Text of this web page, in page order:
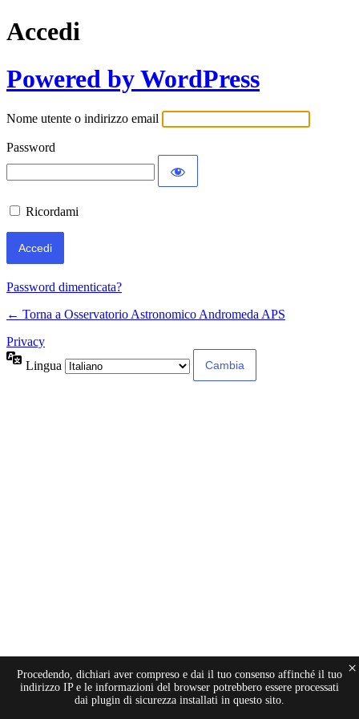
Accedi
Powered by WordPress
Nome utente o indirizzo email
Password
Ricordami
Password dimenticata?
← Torna a Osservatorio Astronomico Andromeda APS
Privacy
Lingua
Procedendo, dichiari aver compreso e dai il tuo consenso affinché il tuo
indirizzo IP e le informazioni del browser potrebbero essere processati
dai plugin di sicurezza installati in questo sito.
×